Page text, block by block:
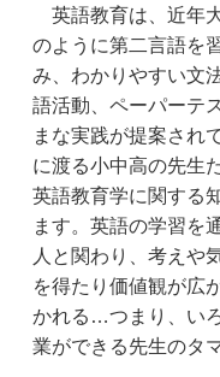
英語教育は、近年
のように第二言語を
み、わかりやすい文
語活動、ペーパーテ
まな実践が提案され
に渡る小中高の先生
英語教育学に関する
ます。英語の学習を
人と関わり、考えや
を得たり価値観が広
かれる…つまり、い
業ができる先生のタ